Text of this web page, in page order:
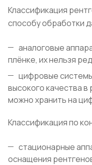
Классификация
способу обработки
аналоговые
плёнке, их нельзя
цифровые
высокого качества
можно хранить на
Классификация по
стационарные
оснащения